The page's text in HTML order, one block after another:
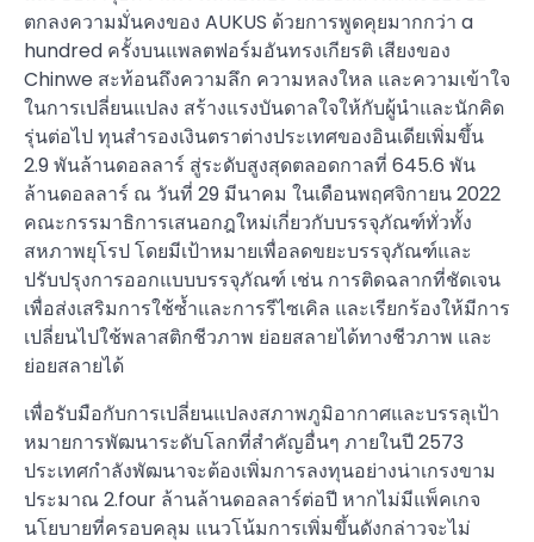
ตกลงความมั่นคงของ AUKUS ด้วยการพูดคุยมากกว่า a
hundred ครั้งบนแพลตฟอร์มอันทรงเกียรติ เสียงของ
Chinwe สะท้อนถึงความลึก ความหลงใหล และความเข้าใจ
ในการเปลี่ยนแปลง สร้างแรงบันดาลใจให้กับผู้นำและนักคิด
รุ่นต่อไป ทุนสำรองเงินตราต่างประเทศของอินเดียเพิ่มขึ้น
2.9 พันล้านดอลลาร์ สู่ระดับสูงสุดตลอดกาลที่ 645.6 พัน
ล้านดอลลาร์ ณ วันที่ 29 มีนาคม ในเดือนพฤศจิกายน 2022
คณะกรรมาธิการเสนอกฎใหม่เกี่ยวกับบรรจุภัณฑ์ทั่วทั้ง
สหภาพยุโรป โดยมีเป้าหมายเพื่อลดขยะบรรจุภัณฑ์และ
ปรับปรุงการออกแบบบรรจุภัณฑ์ เช่น การติดฉลากที่ชัดเจน
เพื่อส่งเสริมการใช้ซ้ำและการรีไซเคิล และเรียกร้องให้มีการ
เปลี่ยนไปใช้พลาสติกชีวภาพ ย่อยสลายได้ทางชีวภาพ และ
ย่อยสลายได้
เพื่อรับมือกับการเปลี่ยนแปลงสภาพภูมิอากาศและบรรลุเป้า
หมายการพัฒนาระดับโลกที่สำคัญอื่นๆ ภายในปี 2573
ประเทศกำลังพัฒนาจะต้องเพิ่มการลงทุนอย่างน่าเกรงขาม
ประมาณ 2.four ล้านล้านดอลลาร์ต่อปี หากไม่มีแพ็คเกจ
นโยบายที่ครอบคลุม แนวโน้มการเพิ่มขึ้นดังกล่าวจะไม่